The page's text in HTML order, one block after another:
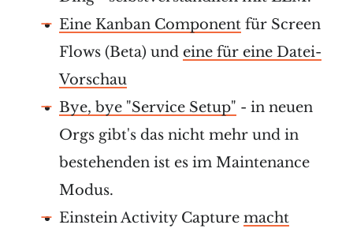
Eine Kanban Component für Screen
Flows (Beta) und eine für eine Datei-
Vorschau
Bye, bye "Service Setup" - in neuen
Orgs gibt's das nicht mehr und in
bestehenden ist es im Maintenance
Modus.
Einstein Activity Capture macht